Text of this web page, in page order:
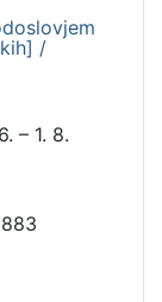
/
– 1. 8.